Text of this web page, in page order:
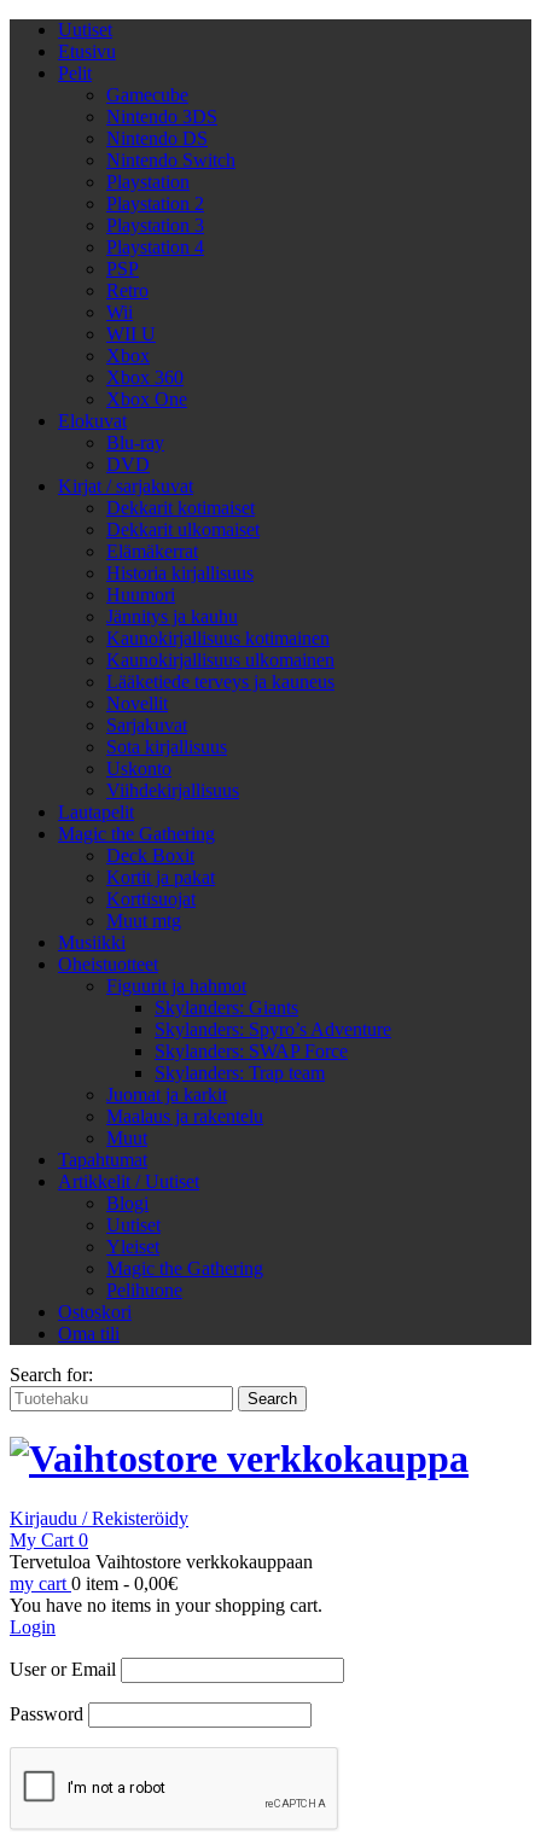
Uutiset
Etusivu
Pelit
Gamecube
Nintendo 3DS
Nintendo DS
Nintendo Switch
Playstation
Playstation 2
Playstation 3
Playstation 4
PSP
Retro
Wii
WII U
Xbox
Xbox 360
Xbox One
Elokuvat
Blu-ray
DVD
Kirjat / sarjakuvat
Dekkarit kotimaiset
Dekkarit ulkomaiset
Elämäkerrat
Historia kirjallisuus
Huumori
Jännitys ja kauhu
Kaunokirjallisuus kotimainen
Kaunokirjallisuus ulkomainen
Lääketiede terveys ja kauneus
Novellit
Sarjakuvat
Sota kirjallisuus
Uskonto
Viihdekirjallisuus
Lautapelit
Magic the Gathering
Deck Boxit
Kortit ja pakat
Korttisuojat
Muut mtg
Musiikki
Oheistuotteet
Figuurit ja hahmot
Skylanders: Giants
Skylanders: Spyro’s Adventure
Skylanders: SWAP Force
Skylanders: Trap team
Juomat ja karkit
Maalaus ja rakentelu
Muut
Tapahtumat
Artikkelit / Uutiset
Blogi
Uutiset
Yleiset
Magic the Gathering
Pelihuone
Ostoskori
Oma tili
Search for:
Kirjaudu / Rekisteröidy
My Cart 0
Tervetuloa Vaihtostore verkkokauppaan
my cart 0 item - 0,00€
You have no items in your shopping cart.
Login
User or Email
Password